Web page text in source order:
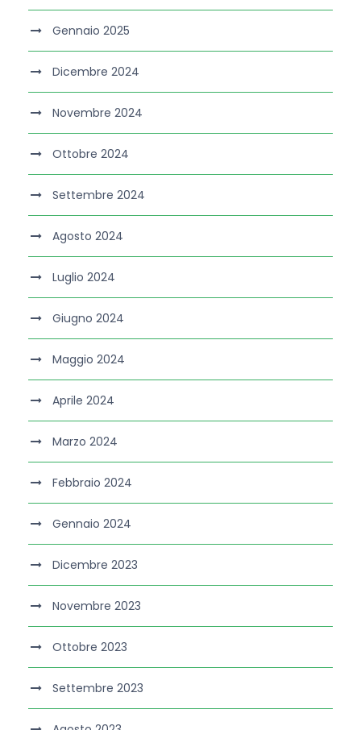
Gennaio 2025
Dicembre 2024
Novembre 2024
Ottobre 2024
Settembre 2024
Agosto 2024
Luglio 2024
Giugno 2024
Maggio 2024
Aprile 2024
Marzo 2024
Febbraio 2024
Gennaio 2024
Dicembre 2023
Novembre 2023
Ottobre 2023
Settembre 2023